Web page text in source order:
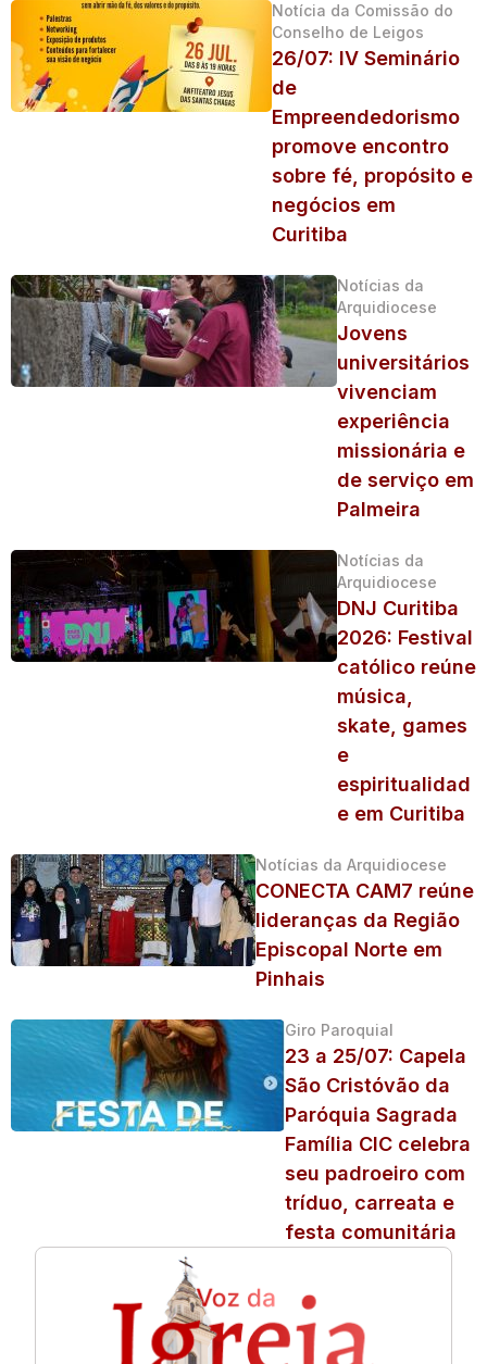
Notícia da Comissão do
Conselho de Leigos
26/07: IV Seminário
de
Empreendedorismo
promove encontro
sobre fé, propósito e
negócios em
Curitiba
Notícias da
Arquidiocese
Jovens
universitários
vivenciam
experiência
missionária e
de serviço em
Palmeira
Notícias da
Arquidiocese
DNJ Curitiba
2026: Festival
católico reúne
música,
skate, games
e
espiritualidad
e em Curitiba
Notícias da Arquidiocese
CONECTA CAM7 reúne
lideranças da Região
Episcopal Norte em
Pinhais
Giro Paroquial
23 a 25/07: Capela
São Cristóvão da
Paróquia Sagrada
Família CIC celebra
seu padroeiro com
tríduo, carreata e
festa comunitária